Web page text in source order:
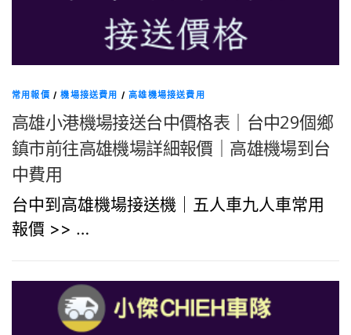
常用報價 /機場接送費用 /高雄機場接送費用
高雄小港機場接送台中價格表｜台中29個鄉
鎮市前往高雄機場詳細報價｜高雄機場到台
中費用
台中到高雄機場接送機｜五人車九人車常用
報價 >> …